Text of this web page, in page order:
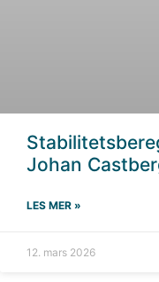
Johan
LES MER »
12. mars 2026